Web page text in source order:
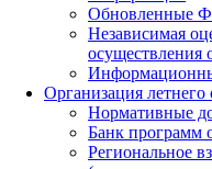
Обновленные
Независимая
осуществления
Организация летнего
Нормативные
Банк программ
Региональное